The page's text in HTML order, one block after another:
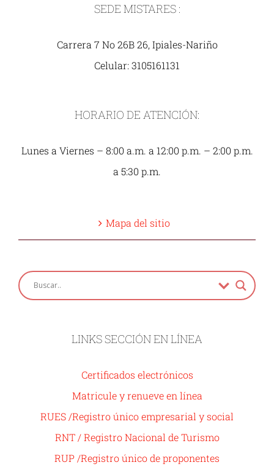
SEDE MISTARES :
Carrera 7 No 26B 26, Ipiales-Nariño
Celular: 3105161131
HORARIO DE ATENCIÓN:
Lunes a Viernes – 8:00 a.m. a 12:00 p.m. – 2:00 p.m.
a 5:30 p.m.
Mapa del sitio
LINKS SECCIÓN EN LÍNEA
Certificados electrónicos
Matricule y renueve en línea
RUES /Registro único empresarial y social
RNT / Registro Nacional de Turismo
RUP /Registro único de proponentes